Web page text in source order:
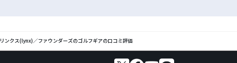
リンクス(lynx)／ファウンダーズのゴルフギアの口コミ評価